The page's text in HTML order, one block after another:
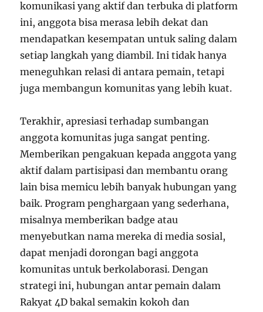
komunikasi yang aktif dan terbuka di platform
ini, anggota bisa merasa lebih dekat dan
mendapatkan kesempatan untuk saling dalam
setiap langkah yang diambil. Ini tidak hanya
meneguhkan relasi di antara pemain, tetapi
juga membangun komunitas yang lebih kuat.
Terakhir, apresiasi terhadap sumbangan
anggota komunitas juga sangat penting.
Memberikan pengakuan kepada anggota yang
aktif dalam partisipasi dan membantu orang
lain bisa memicu lebih banyak hubungan yang
baik. Program penghargaan yang sederhana,
misalnya memberikan badge atau
menyebutkan nama mereka di media sosial,
dapat menjadi dorongan bagi anggota
komunitas untuk berkolaborasi. Dengan
strategi ini, hubungan antar pemain dalam
Rakyat 4D bakal semakin kokoh dan